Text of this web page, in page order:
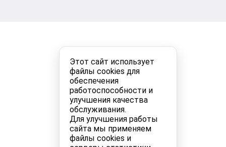
Этот сайт использует
файлы cookies для
обеспечения
работоспособности и
улучшения качества
обслуживания.
Для улучшения работы
сайта мы применяем
файлы cookies и